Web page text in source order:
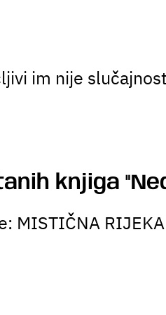
im nije
knjiga
MISTIČNA RIJEKA